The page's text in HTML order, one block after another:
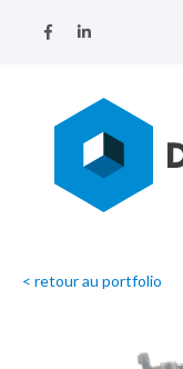
< retour au portfolio